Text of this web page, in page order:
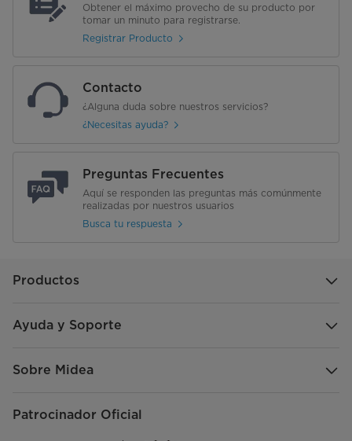
Obtener el máximo provecho de su producto por
tomar un minuto para registrarse.
Registrar Producto
Contacto
¿Alguna duda sobre nuestros servicios?
¿Necesitas ayuda?
Preguntas Frecuentes
Aquí se responden las preguntas más comúnmente
realizadas por nuestros usuarios
Busca tu respuesta
Productos
Ayuda y Soporte
Sobre Midea
Patrocinador Oficial